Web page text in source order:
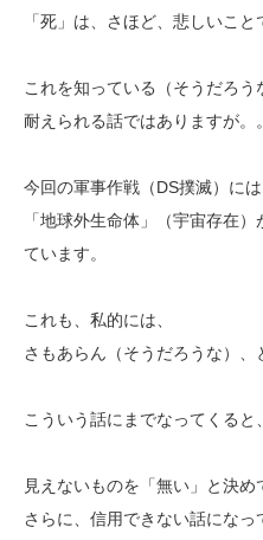
「死」は、さほど、悲しいこと
これを知っている（そうだろう
耐えられる話ではありますが。。
今回の軍事作戦（DS撲滅）には
「地球外生命体」（宇宙存在
ています。
これも、私的には、
さもあらん（そうだろうな）、
こういう話にまでなってくると、
見えないものを「無い」と決め
さらに、信用できない話になっ